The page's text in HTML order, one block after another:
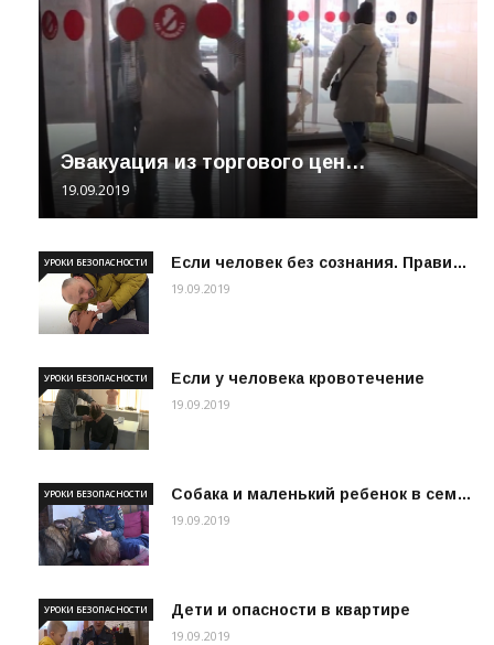
Эвакуация из торгового цен…
19.09.2019
Если человек без сознания. Прави…
УРОКИ БЕЗОПАСНОСТИ
19.09.2019
Если у человека кровотечение
УРОКИ БЕЗОПАСНОСТИ
19.09.2019
Собака и маленький ребенок в сем…
УРОКИ БЕЗОПАСНОСТИ
19.09.2019
Дети и опасности в квартире
УРОКИ БЕЗОПАСНОСТИ
19.09.2019